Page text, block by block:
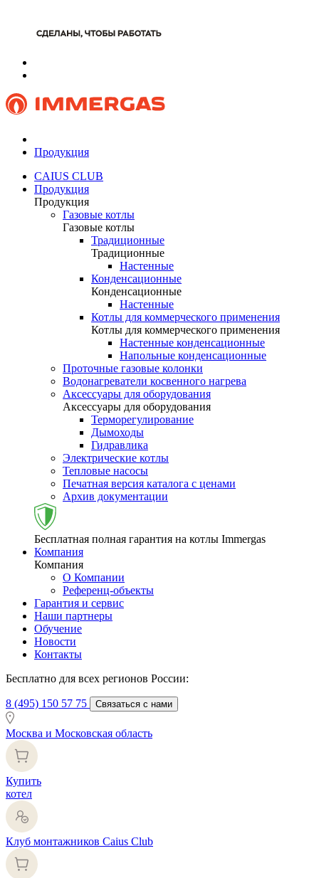
Продукция
CAIUS CLUB
Продукция
Продукция
Газовые котлы
Газовые котлы
Традиционные
Традиционные
Настенные
Конденсационные
Конденсационные
Настенные
Котлы для коммерческого применения
Котлы для коммерческого применения
Настенные конденсационные
Напольные конденсационные
Проточные газовые колонки
Водонагреватели косвенного нагрева
Аксессуары для оборудования
Аксессуары для оборудования
Терморегулирование
Дымоходы
Гидравлика
Электрические котлы
Тепловые насосы
Печатная версия каталога с ценами
Архив документации
Бесплатная полная гарантия на котлы Immergas
Компания
Компания
О Компании
Референц-объекты
Гарантия и сервис
Наши партнеры
Обучение
Новости
Контакты
Бесплатно для всех регионов России:
8 (495) 150 57 75 Связаться с нами
Москва и Московская область
Купить
котел
Клуб монтажников Caius Club